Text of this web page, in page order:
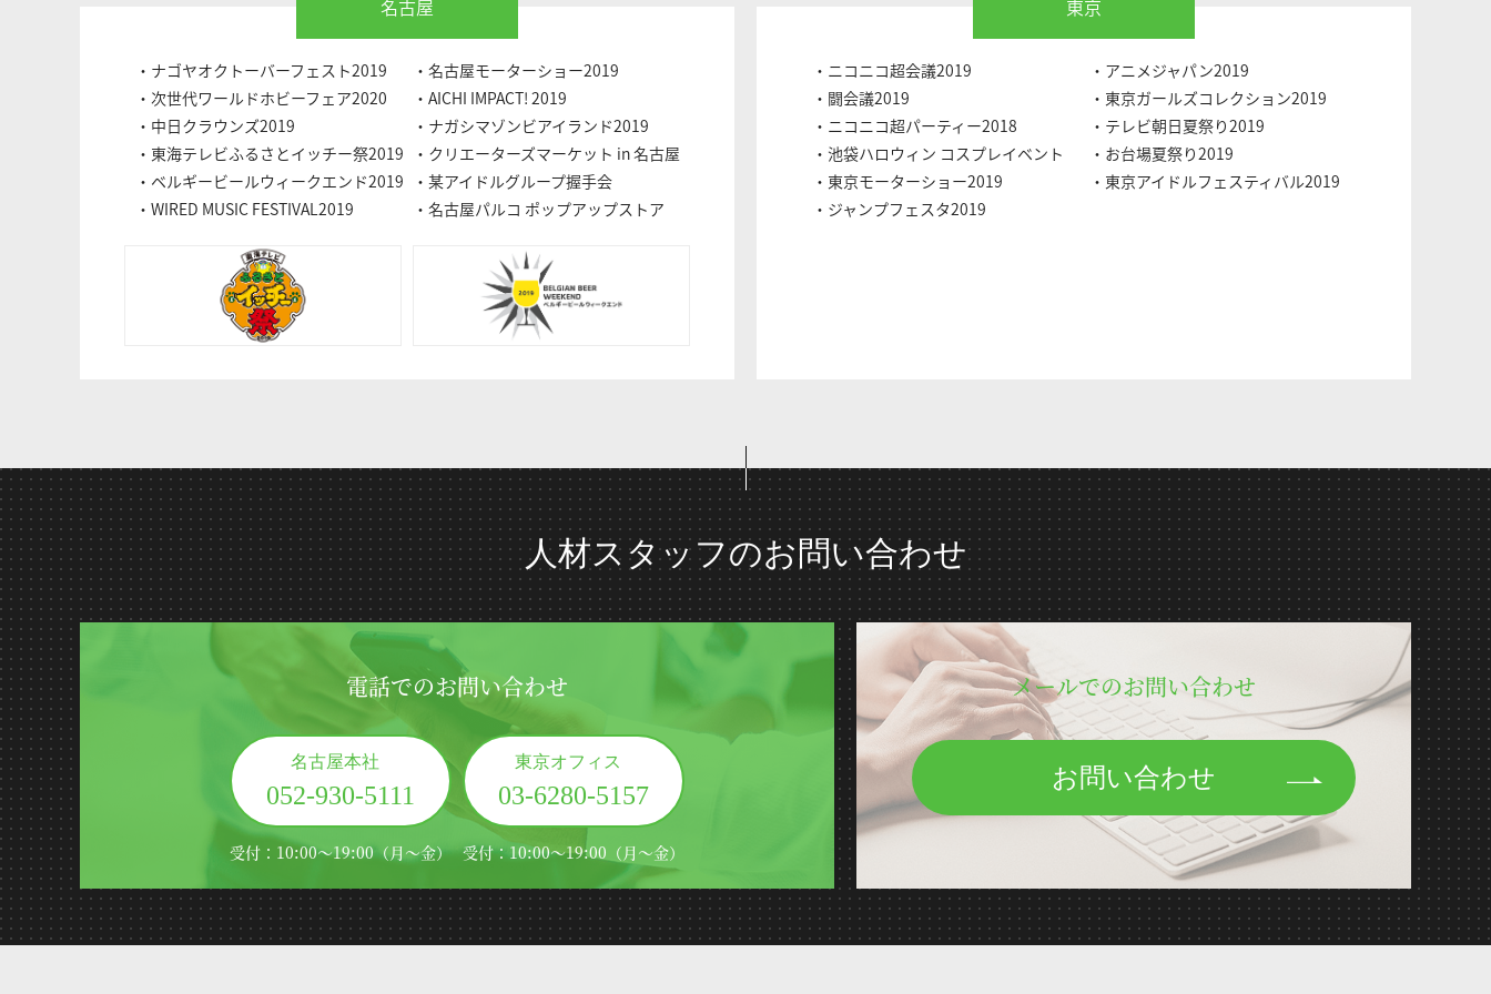
名古屋
・ナゴヤオクトーバーフェスト2019
・次世代ワールドホビーフェア2020
・中日クラウンズ2019
・東海テレビふるさとイッチー祭2019
・ベルギービールウィークエンド2019
・WIRED MUSIC FESTIVAL2019
・名古屋モーターショー2019
・AICHI IMPACT! 2019
・ナガシマゾンビアイランド2019
・クリエーターズマーケット in 名古屋
・某アイドルグループ握手会
・名古屋パルコ ポップアップストア
東京
・ニコニコ超会議2019
・闘会議2019
・ニコニコ超パーティー2018
・池袋ハロウィン コスプレイベント
・東京モーターショー2019
・ジャンプフェスタ2019
・アニメジャパン2019
・東京ガールズコレクション2019
・テレビ朝日夏祭り2019
・お台場夏祭り2019
・東京アイドルフェスティバル2019
人材スタッフのお問い合わせ
電話でのお問い合わせ
名古屋本社
052-930-5111
受付：10:00～19:00（月～金）
東京オフィス
03-6280-5157
受付：10:00～19:00（月～金）
メールでのお問い合わせ
お問い合わせ